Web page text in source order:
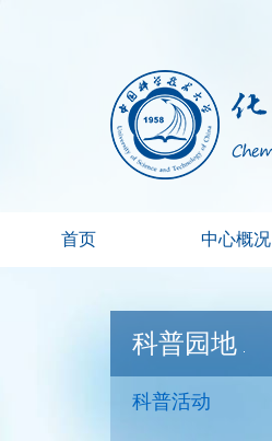
首页 中心概况
科普园地
科普活动